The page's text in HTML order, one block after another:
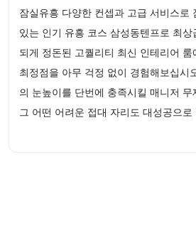
잠실유흥 다양한 컨셉과 고급 서비스로
있는 인기 유흥 코스 삼성동텐프로 최
되게 정돈된 고퀄리티 최신 인테리어
최정점을 아무 걱정 없이 경험해보십시
의 눈높이를 단번에 충족시킬 매니저
그 어떤 어려운 접대 자리도 대성공으로